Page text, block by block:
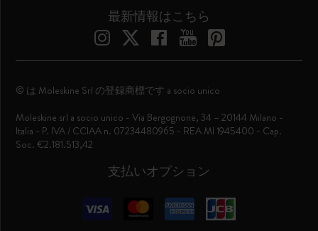
最新情報はこちら
支払いオプション
© は Moleskine Srl の登録商標です a socio unico
Moleskine srl a socio unico - Via Bergognone, 34 – 20144 Milano -
Italia - P. IVA / CCIAA n. 07234480965 - REA MI 1945400 - Cap.
Soc. €2.181.513,42